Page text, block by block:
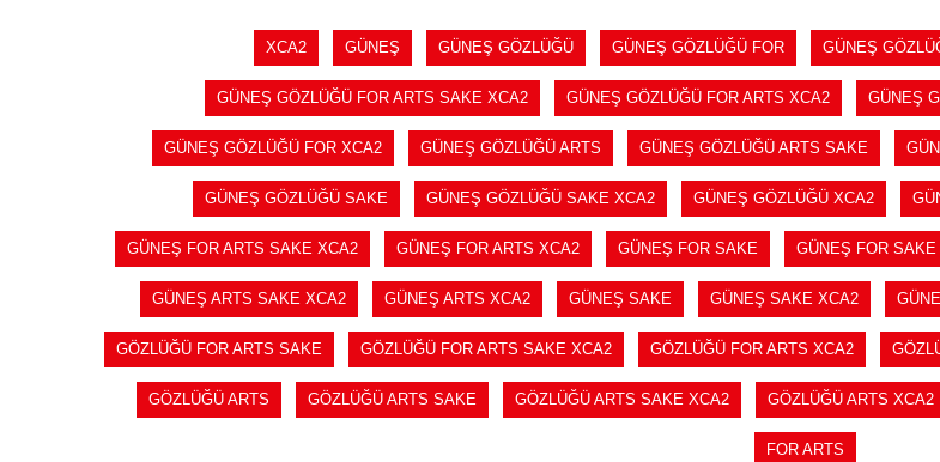
XCA2 GÜNEŞ GÜNEŞ GÖZLÜĞÜ GÜNEŞ GÖZLÜĞÜ FOR GÜNEŞ
GÜNEŞ GÖZLÜĞÜ FOR ARTS SAKE XCA2 GÜNEŞ GÖZLÜĞÜ FOR ARTS XCA2 GÜNEŞ
GÜNEŞ GÖZLÜĞÜ FOR XCA2 GÜNEŞ GÖZLÜĞÜ ARTS GÜNEŞ GÖZLÜĞÜ ARTS SAKE
GÜNEŞ GÖZLÜĞÜ SAKE GÜNEŞ GÖZLÜĞÜ SAKE XCA2 GÜNEŞ GÖZLÜĞÜ XCA2
GÜNEŞ FOR ARTS SAKE XCA2 GÜNEŞ FOR ARTS XCA2 GÜNEŞ FOR SAKE GÜNEŞ FOR SAKE
GÜNEŞ ARTS SAKE XCA2 GÜNEŞ ARTS XCA2 GÜNEŞ SAKE GÜNEŞ SAKE XCA2
GÖZLÜĞÜ FOR ARTS SAKE GÖZLÜĞÜ FOR ARTS SAKE XCA2 GÖZLÜĞÜ FOR ARTS XCA2
GÖZLÜĞÜ ARTS GÖZLÜĞÜ ARTS SAKE GÖZLÜĞÜ ARTS SAKE XCA2 GÖZLÜĞÜ ARTS XCA2
FOR ARTS